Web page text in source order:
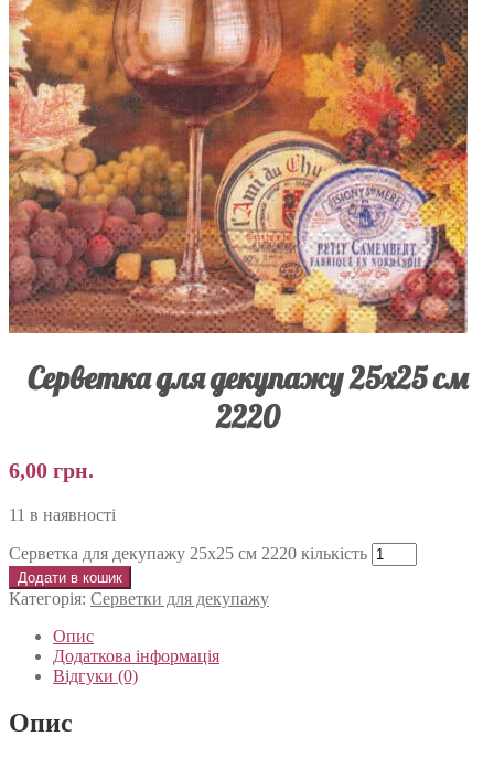
Серветка для декупажу 25х25 см
2220
6,00 грн.
11 в наявності
Серветка для декупажу 25х25 см 2220 кількість
Додати в кошик
Категорія: Серветки для декупажу
Опис
Додаткова інформація
Відгуки (0)
Опис